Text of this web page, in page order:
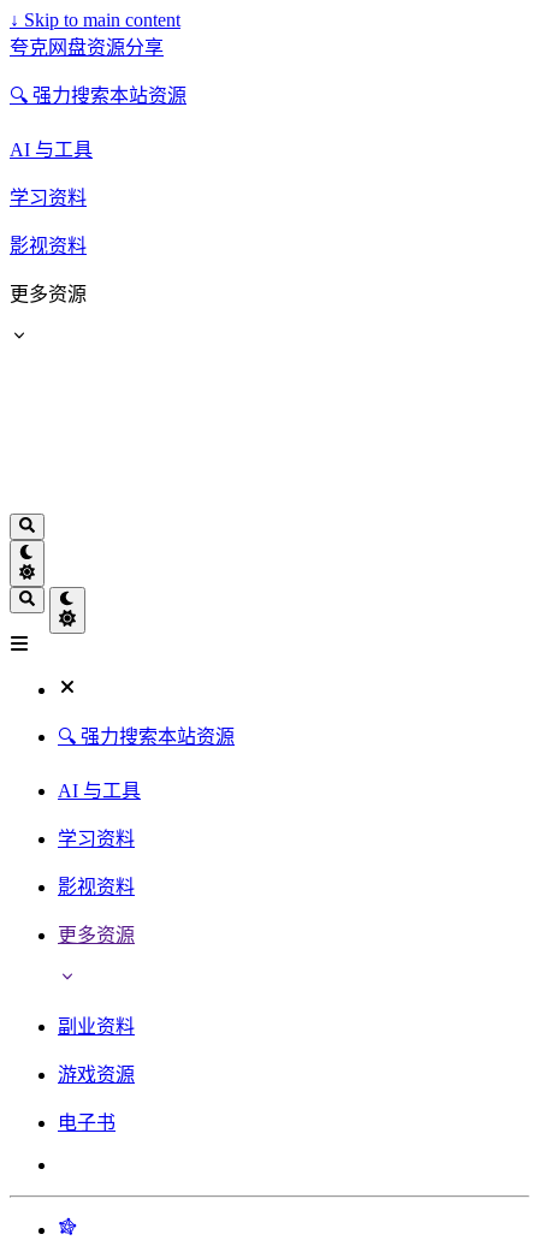
↓ Skip to main content
夸克网盘资源分享
🔍 强力搜索本站资源
AI 与工具
学习资料
影视资料
更多资源
🔍 强力搜索本站资源
AI 与工具
学习资料
影视资料
更多资源
副业资料
游戏资源
电子书